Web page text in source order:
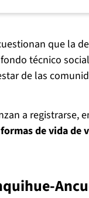
que la
técnico
de las
a registrarse,
de vida de